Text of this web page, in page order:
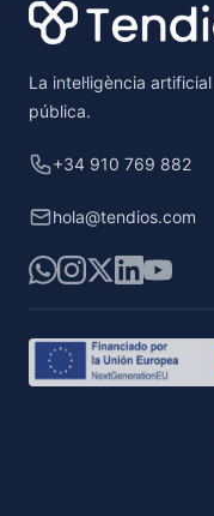
La intel·ligència
pública.
+34 910 769 882
hola@tendios.com
WhatsApp
Instagram
X LinkedIn
YouTube